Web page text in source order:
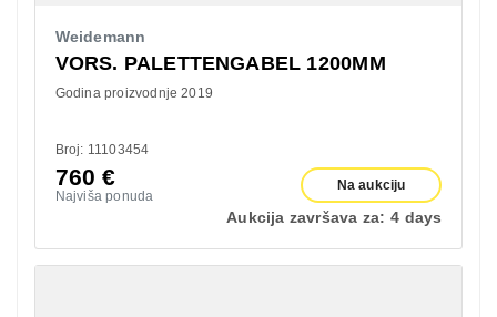
Weidemann
VORS. PALETTENGABEL 1200MM
Godina proizvodnje 2019
Broj: 11103454
760€
Najviša ponuda
Na aukciju
Aukcija završava za: 4 days